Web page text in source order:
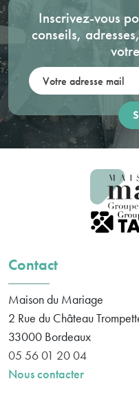
Inscrivez-vous
conseils,
Contact
Maison du Mariage
2 Rue du Château
33000 Bordeaux
05 56 01 20 04
Nous contacter